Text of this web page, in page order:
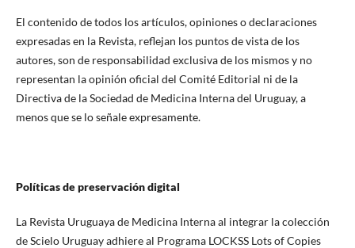
El contenido de todos los artículos, opiniones o declaraciones
expresadas en la Revista, reflejan los puntos de vista de los
autores, son de responsabilidad exclusiva de los mismos y no
representan la opinión oficial del Comité Editorial ni de la
Directiva de la Sociedad de Medicina Interna del Uruguay, a
menos que se lo señale expresamente.
Políticas de preservación digital
La Revista Uruguaya de Medicina Interna al integrar la colección
de Scielo Uruguay adhiere al Programa LOCKSS Lots of Copies